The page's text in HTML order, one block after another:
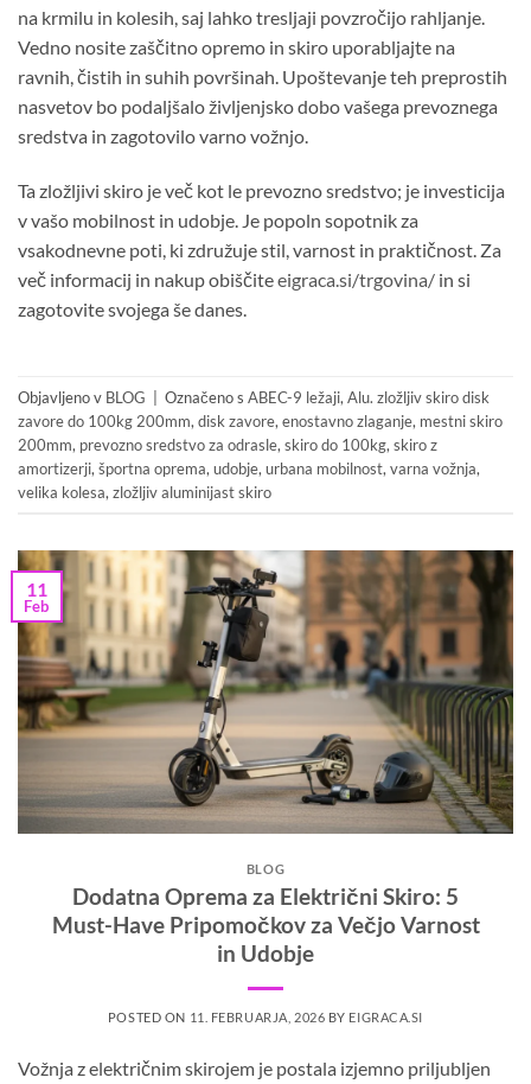
na krmilu in kolesih, saj lahko tresljaji povzročijo rahljanje.
Vedno nosite zaščitno opremo in skiro uporabljajte na
ravnih, čistih in suhih površinah. Upoštevanje teh preprostih
nasvetov bo podaljšalo življenjsko dobo vašega prevoznega
sredstva in zagotovilo varno vožnjo.
Ta zložljivi skiro je več kot le prevozno sredstvo; je investicija
v vašo mobilnost in udobje. Je popoln sopotnik za
vsakodnevne poti, ki združuje stil, varnost in praktičnost. Za
več informacij in nakup obiščiteeigraca.si/trgovina/ in si
zagotovite svojega še danes.
Objavljeno v BLOG Označeno s ABEC-9 ležaji, Alu. zložljiv skiro disk
zavore do 100kg 200mm, disk zavore, enostavno zlaganje, mestni skiro
200mm, prevozno sredstvo za odrasle, skiro do 100kg, skiro z
amortizerji, športna oprema, udobje, urbana mobilnost, varna vožnja,
velika kolesa, zložljiv aluminijast skiro
11
Feb
BLOG
Dodatna Oprema za Električni Skiro: 5
Must-Have Pripomočkov za Večjo Varnost
in Udobje
POSTED ON 11. FEBRUARJA, 2026 BY EIGRACA.SI
Vožnja z električnim skirojem je postala izjemno priljubljen